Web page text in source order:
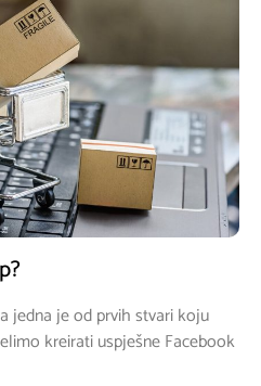
jedna je od prvih stvari koju
kreirati uspješne Facebook